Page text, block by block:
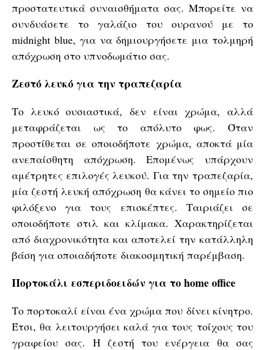
προστατευτικά συναισθήματα σας. Μπορείτε να
συνδυάσετε το γαλάζιο του ουρανού με το
midnight blue, για να δημιουργήσετε μια τολμηρή
απόχρωση στο υπνοδωμάτιο σας.
Ζεστό λευκό για την τραπεζαρία
Το λευκό ουσιαστικά, δεν είναι χρώμα, αλλά
μεταφράζεται ως το απόλυτο φως. Όταν
προστίθεται σε οποιοδήποτε χρώμα, αποκτά μία
ανεπαίσθητη απόχρωση. Επομένως υπάρχουν
αμέτρητες επιλογές λευκού. Για την τραπεζαρία,
μία ζεστή λευκή απόχρωση θα κάνει το σημείο πιο
φιλόξενο για τους επισκέπτες. Ταιριάζει σε
οποιοδήποτε στιλ και κλίμακα. Χαρακτηρίζεται
από διαχρονικότητα και αποτελεί την κατάλληλη
βάση για οποιαδήποτε διακοσμητική παρέμβαση.
Πορτοκάλι εσπεριδοειδών για το home office
Το πορτοκαλί είναι ένα χρώμα που δίνει κίνητρο.
Έτσι, θα λειτουργήσει καλά για τους τοίχους του
γραφείου σας. Η ζεστή του ενέργεια θα σας